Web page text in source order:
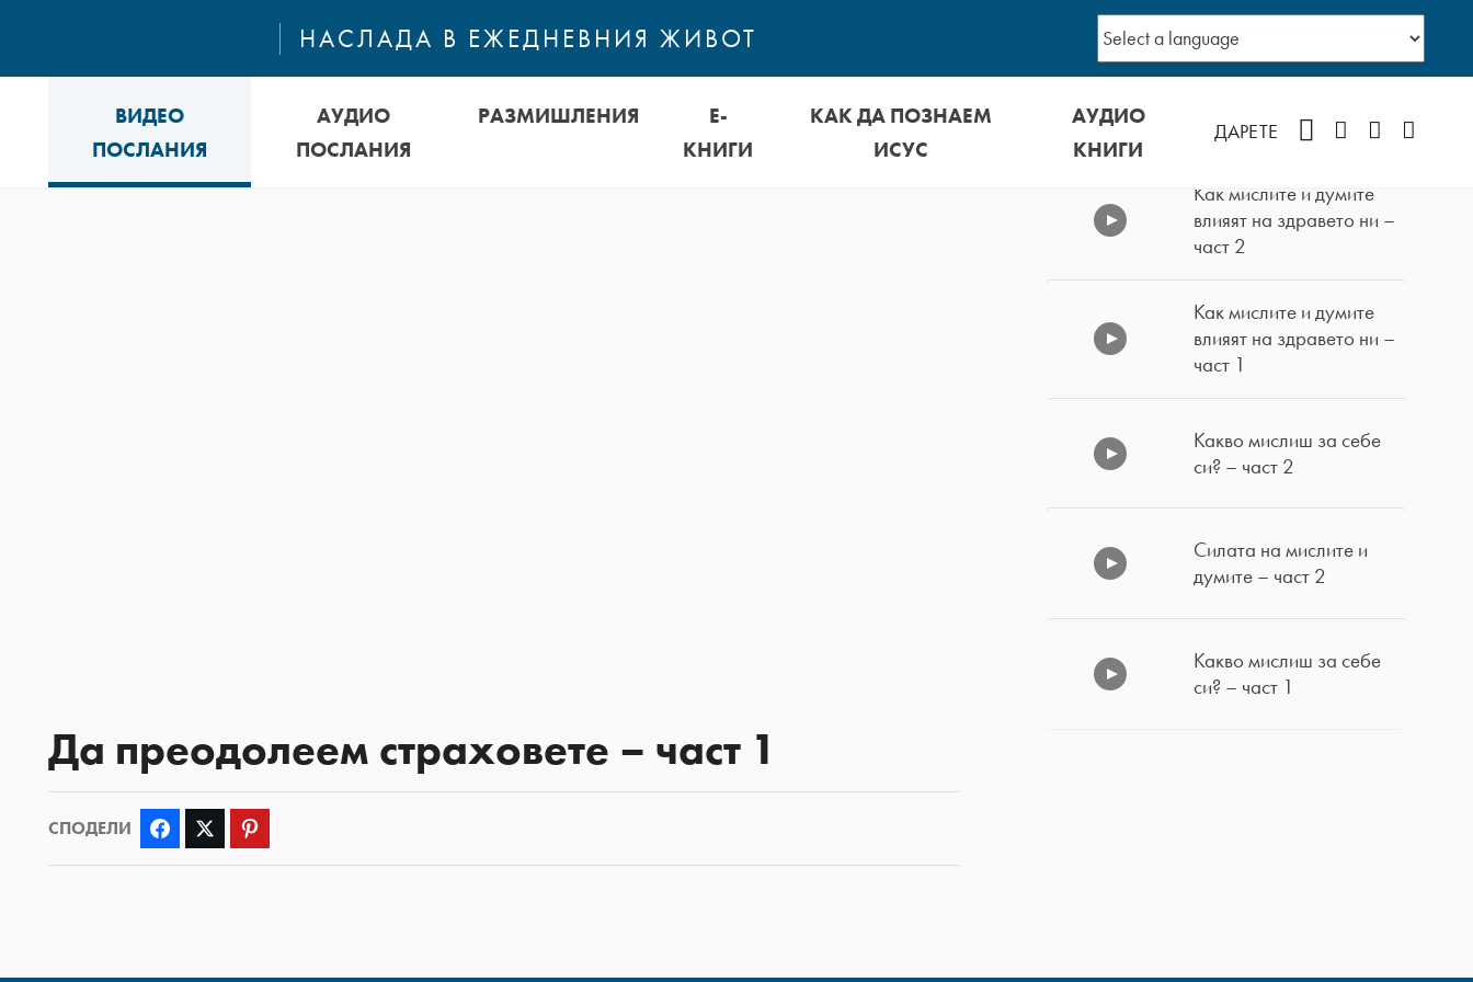
НАСЛАДА В ЕЖЕДНЕВНИЯ ЖИВОТ
ВИДЕО
ПОСЛАНИЯ
АУДИО
ПОСЛАНИЯ
РАЗМИШЛЕНИЯ
Е-
КНИГИ
КАК ДА ПОЗНАЕМ
ИСУС
АУДИО
КНИГИ
ДАРЕТЕ FacebookInstagramYouTube
Да преодолеем страховете – част 1
СПОДЕЛИ Facebook Twitter
Как мислите и думите
влияят на здравето ни –
част 2
Как мислите и думите
влияят на здравето ни –
част 1
Какво мислиш за себе
си? – част 2
Силата на мислите и
думите – част 2
Какво мислиш за себе
си? – част 1